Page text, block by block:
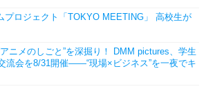
プロジェクト「TOKYO MEETING」 高校生が
ニメのしごと”を深掘り！ DMM pictures、学生
流会を8/31開催――“現場×ビジネス”を一夜でキ